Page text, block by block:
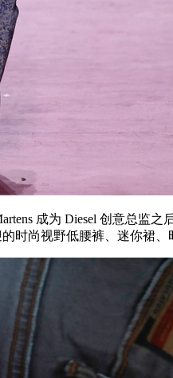
成为 Diesel 创意总监
时尚视野低腰裤、迷你裙